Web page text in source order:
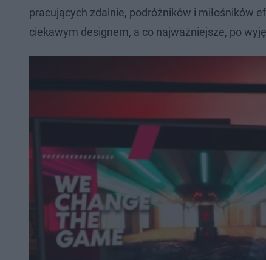
pracujących zdalnie, podróżników i miłośników
ciekawym designem, a co najważniejsze, po